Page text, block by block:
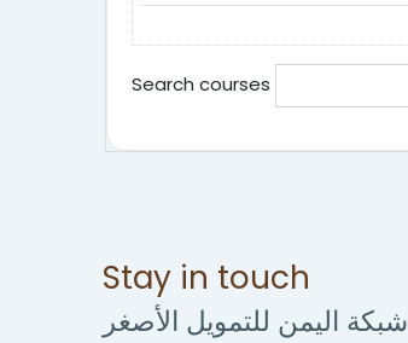
Search courses
Stay in touch
شبكة اليمن للتمويل الأصغر